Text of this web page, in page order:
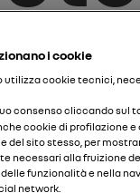
targa
inserisci la
i cookie
utilizza cookie tecnici,
consenso cliccando sul
cookie di profilazione e
del sito stesso, per
necessari alla fruizione
delle funzionalità e nella
network.